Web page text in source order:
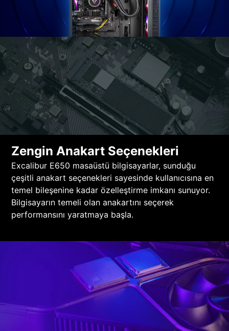
Zengin Anakart Seçenekleri
Excalibur E650 masaüstü bilgisayarlar, sunduğu
çeşitli anakart seçenekleri sayesinde kullanıcısına en
temel bileşenine kadar özelleştirme imkanı sunuyor.
Bilgisayarın temeli olan anakartını seçerek
performansını yaratmaya başla.